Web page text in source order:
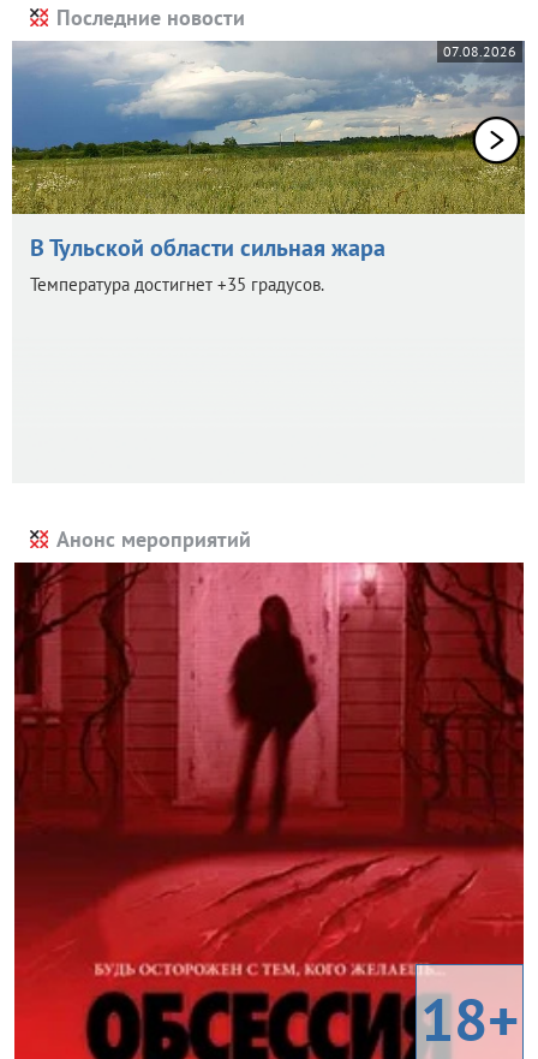
Последние новости
07.08.2026
В Тульской области сильная жара
Температура достигнет +35 градусов.
Анонс мероприятий
18+